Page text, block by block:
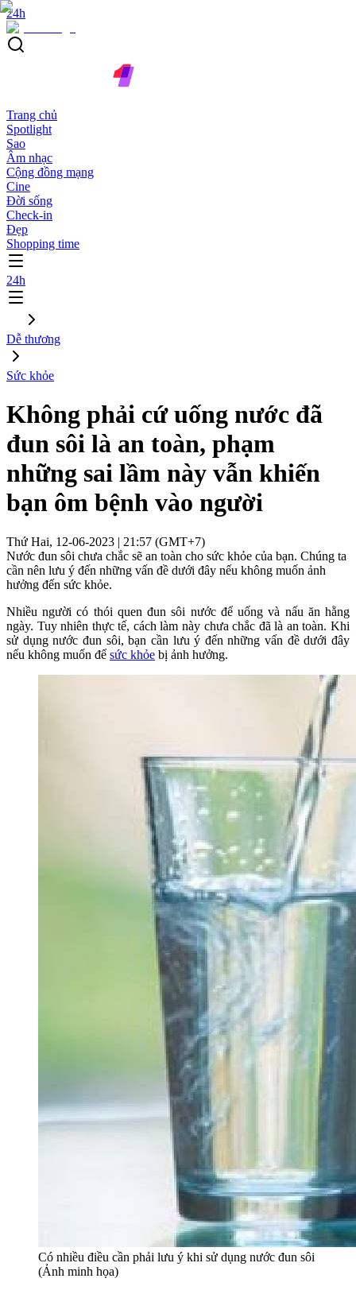
24h
Trang chủ
Spotlight
Sao
Âm nhạc
Cộng đồng mạng
Cine
Đời sống
Check-in
Đẹp
Shopping time
24h
Dễ thương
Sức khỏe
Không phải cứ uống nước đã
đun sôi là an toàn, phạm
những sai lầm này vẫn khiến
bạn ôm bệnh vào người
Thứ Hai, 12-06-2023 | 21:57 (GMT+7)
Nước đun sôi chưa chắc sẽ an toàn cho sức khỏe của bạn. Chúng ta
cần nên lưu ý đến những vấn đề dưới đây nếu không muốn ảnh
hưởng đến sức khỏe.
Nhiều người có thói quen đun sôi nước để uống và nấu ăn hằng
ngày. Tuy nhiên thực tế, cách làm này chưa chắc đã là an toàn. Khi
sử dụng nước đun sôi, bạn cần lưu ý đến những vấn đề dưới đây
nếu không muốn để sức khỏe bị ảnh hưởng.
Có nhiều điều cần phải lưu ý khi sử dụng nước đun sôi
(Ảnh minh họa)